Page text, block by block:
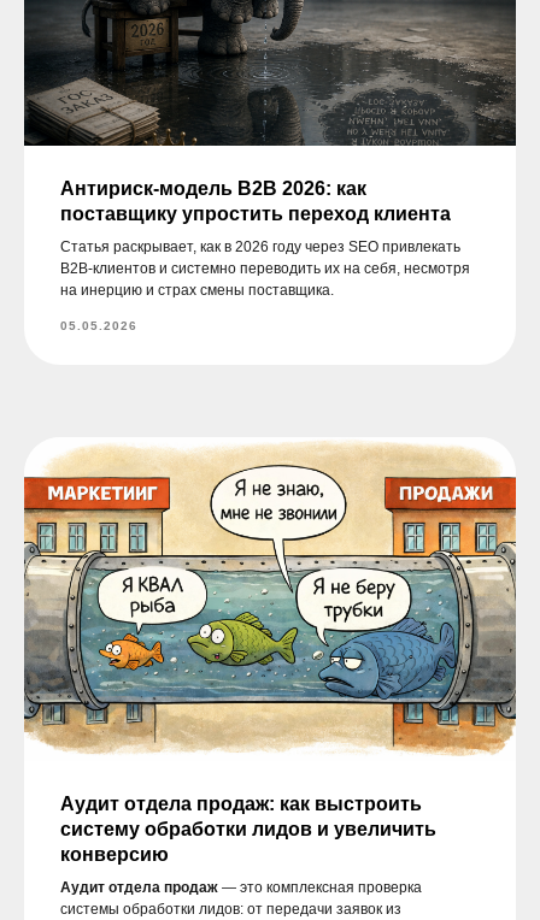
Антириск-модель B2B 2026: как
поставщику упростить переход клиента
Статья раскрывает, как в 2026 году через SEO привлекать
B2B-клиентов и системно переводить их на себя, несмотря
на инерцию и страх смены поставщика.
05.05.2026
Аудит отдела продаж: как выстроить
систему обработки лидов и увеличить
конверсию
Аудит отдела продаж — это комплексная проверка
системы обработки лидов: от передачи заявок из
чтобы обсудить
любые вопросы
по продвижению
бизнеса
Оставьте заявку